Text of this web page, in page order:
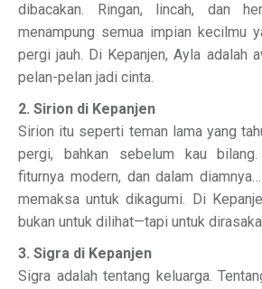
dibacakan. Ringan, lincah, dan
menampung semua impian kecilmu
pergi jauh. Di Kepanjen, Ayla adalah
pelan-pelan jadi cinta.
2. Sirion di Kepanjen
Sirion itu seperti teman lama yang
pergi, bahkan sebelum kau bilang.
fiturnya modern, dan dalam
memaksa untuk dikagumi. Di
bukan untuk dilihat—tapi untuk
3. Sigra di Kepanjen
Sigra adalah tentang keluarga.